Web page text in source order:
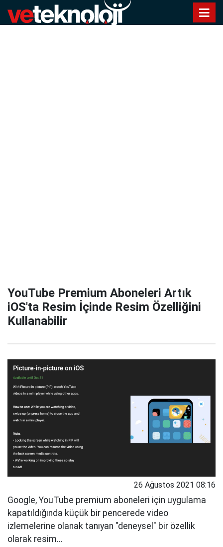
YouTube Premium Aboneleri Artık
iOS'ta Resim İçinde Resim Özelliğini
Kullanabilir
26 Ağustos 2021 08:16
Google, YouTube premium aboneleri için uygulama
kapatıldığında küçük bir pencerede video
izlemelerine olanak tanıyan "deneysel" bir özellik
olarak resim...